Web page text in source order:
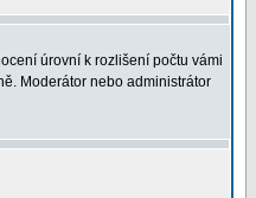
úrovní k rozlišení počtu vámi
Moderátor nebo administrátor